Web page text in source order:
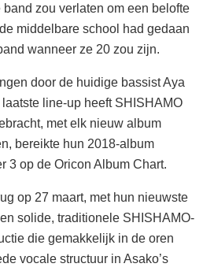
zou verlaten om een belofte
middelbare school had gedaan
wanneer ze 20 zou zijn.
door de huidige bassist Aya
line-up heeft SHISHAMO
met elk nieuw album
bereikte hun 2018-album
3 op de Oricon Album Chart.
op 27 maart, met hun nieuwste
solide, traditionele SHISHAMO-
die gemakkelijk in de oren
vocale structuur in Asako’s